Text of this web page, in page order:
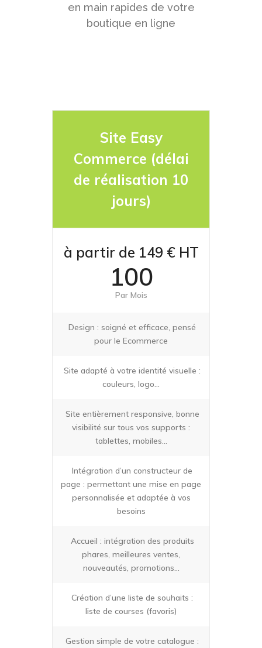
en main rapides de votre
boutique en ligne
Site Easy
Commerce (délai
de réalisation 10
jours)
à partir de 149 € HT
100
Par Mois
Design : soigné et efficace, pensé
pour le Ecommerce
Site adapté à votre identité visuelle :
couleurs, logo…
Site entièrement responsive, bonne
visibilité sur tous vos supports :
tablettes, mobiles…
Intégration d’un constructeur de
page : permettant une mise en page
personnalisée et adaptée à vos
besoins
Accueil : intégration des produits
phares, meilleures ventes,
nouveautés, promotions…
Création d’une liste de souhaits :
liste de courses (favoris)
Gestion simple de votre catalogue :